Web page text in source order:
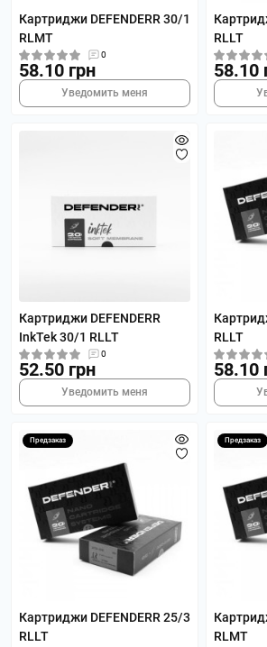
Картриджи DEFENDERR 30/1
RLMT
0
58.10 грн
Уведомить меня
RLLT
58.10
Картриджи DEFENDERR
InkTek 30/1 RLLT
0
52.50 грн
Уведомить меня
RLLT
58.10
Предзаказ
Картриджи DEFENDERR 25/3
RLLT
Предзаказ
RLMT